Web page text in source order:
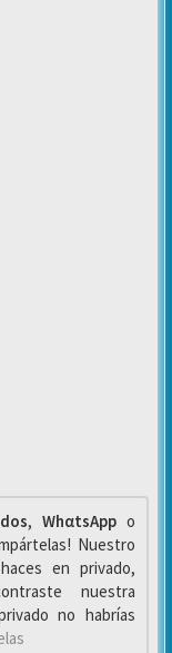
, WhαtsAppo
Nuestro
en privado,
nuestra
no habrías